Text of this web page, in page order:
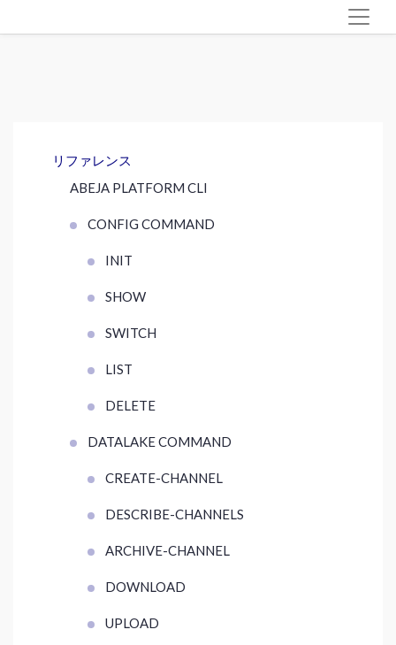
リファレンス
ABEJA PLATFORM CLI
CONFIG COMMAND
INIT
SHOW
SWITCH
LIST
DELETE
DATALAKE COMMAND
CREATE-CHANNEL
DESCRIBE-CHANNELS
ARCHIVE-CHANNEL
DOWNLOAD
UPLOAD